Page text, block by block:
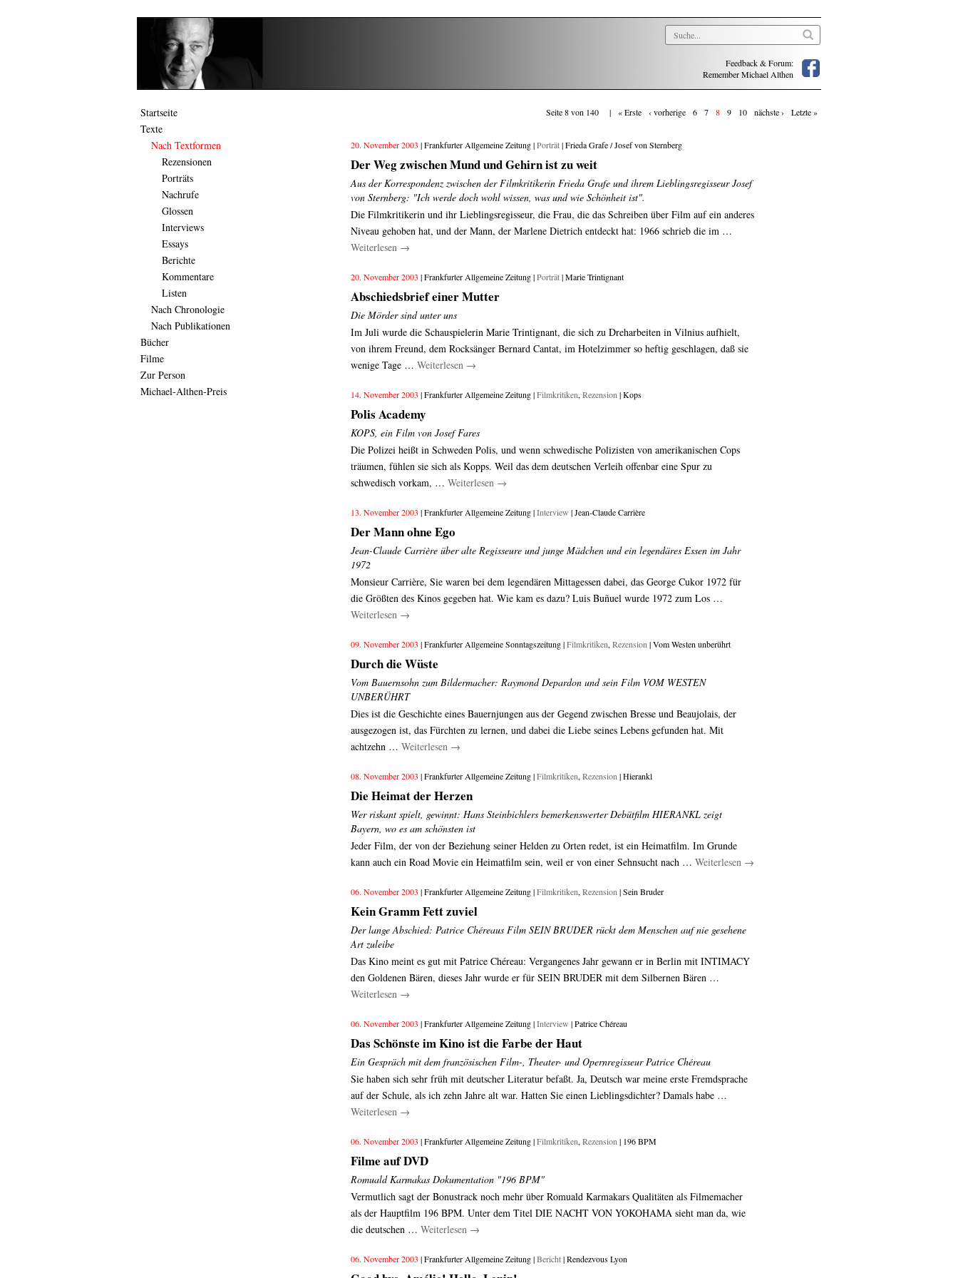
Feedback & Forum:
Remember Michael Althen
Startseite
Texte
Nach Textformen
Rezensionen
Porträts
Nachrufe
Glossen
Interviews
Essays
Berichte
Kommentare
Listen
Nach Chronologie
Nach Publikationen
Bücher
Filme
Zur Person
Michael-Althen-Preis
Seite 8 von 140 | « Erste ‹ vorherige 6 7 8 9 10 nächste › Letzte »
20. November 2003 | Frankfurter Allgemeine Zeitung |Porträt| Frieda Grafe / Josef von Sternberg
Der Weg zwischen Mund und Gehirn ist zu weit
Aus der Korrespondenz zwischen der Filmkritikerin Frieda Grafe und ihrem Lieblingsregisseur Josef
von Sternberg: "Ich werde doch wohl wissen, was und wie Schönheit ist".
Die Filmkritikerin und ihr Lieblingsregisseur, die Frau, die das Schreiben über Film auf ein anderes
Niveau gehoben hat, und der Mann, der Marlene Dietrich entdeckt hat: 1966 schrieb die im …
Weiterlesen →
20. November 2003 | Frankfurter Allgemeine Zeitung |Porträt| Marie Trintignant
Abschiedsbrief einer Mutter
Die Mörder sind unter uns
Im Juli wurde die Schauspielerin Marie Trintignant, die sich zu Dreharbeiten in Vilnius aufhielt,
von ihrem Freund, dem Rocksänger Bernard Cantat, im Hotelzimmer so heftig geschlagen, daß sie
wenige Tage … Weiterlesen →
14. November 2003 | Frankfurter Allgemeine Zeitung |Filmkritiken, Rezension | Kops
Polis Academy
KOPS, ein Film von Josef Fares
Die Polizei heißt in Schweden Polis, und wenn schwedische Polizisten von amerikanischen Cops
träumen, fühlen sie sich als Kopps. Weil das dem deutschen Verleih offenbar eine Spur zu
schwedisch vorkam, … Weiterlesen →
13. November 2003 | Frankfurter Allgemeine Zeitung |Interview | Jean-Claude Carrière
Der Mann ohne Ego
Jean-Claude Carrière über alte Regisseure und junge Mädchen und ein legendäres Essen im Jahr
1972
Monsieur Carrière, Sie waren bei dem legendären Mittagessen dabei, das George Cukor 1972 für
die Größten des Kinos gegeben hat. Wie kam es dazu? Luis Buñuel wurde 1972 zum Los …
Weiterlesen →
09. November 2003 | Frankfurter Allgemeine Sonntagszeitung |Filmkritiken, Rezension | Vom Westen unberührt
Durch die Wüste
Vom Bauernsohn zum Bildermacher: Raymond Depardon und sein Film VOM WESTEN
UNBERÜHRT
Dies ist die Geschichte eines Bauernjungen aus der Gegend zwischen Bresse und Beaujolais, der
ausgezogen ist, das Fürchten zu lernen, und dabei die Liebe seines Lebens gefunden hat. Mit
achtzehn … Weiterlesen →
08. November 2003 | Frankfurter Allgemeine Zeitung |Filmkritiken, Rezension | Hierankl
Die Heimat der Herzen
Wer riskant spielt, gewinnt: Hans Steinbichlers bemerkenswerter Debütfilm HIERANKL zeigt
Bayern, wo es am schönsten ist
Jeder Film, der von der Beziehung seiner Helden zu Orten redet, ist ein Heimatfilm. Im Grunde
kann auch ein Road Movie ein Heimatfilm sein, weil er von einer Sehnsucht nach … Weiterlesen →
06. November 2003 | Frankfurter Allgemeine Zeitung |Filmkritiken, Rezension | Sein Bruder
Kein Gramm Fett zuviel
Der lange Abschied: Patrice Chéreaus Film SEIN BRUDER rückt dem Menschen auf nie gesehene
Art zuleibe
Das Kino meint es gut mit Patrice Chéreau: Vergangenes Jahr gewann er in Berlin mit INTIMACY
den Goldenen Bären, dieses Jahr wurde er für SEIN BRUDER mit dem Silbernen Bären …
Weiterlesen →
06. November 2003 | Frankfurter Allgemeine Zeitung |Interview | Patrice Chéreau
Das Schönste im Kino ist die Farbe der Haut
Ein Gespräch mit dem französischen Film-, Theater- und Opernregisseur Patrice Chéreau
Sie haben sich sehr früh mit deutscher Literatur befaßt. Ja, Deutsch war meine erste Fremdsprache
auf der Schule, als ich zehn Jahre alt war. Hatten Sie einen Lieblingsdichter? Damals habe …
Weiterlesen →
06. November 2003 | Frankfurter Allgemeine Zeitung |Filmkritiken, Rezension | 196 BPM
Filme auf DVD
Romuald Karmakas Dokumentation "196 BPM"
Vermutlich sagt der Bonustrack noch mehr über Romuald Karmakars Qualitäten als Filmemacher
als der Hauptfilm 196 BPM. Unter dem Titel DIE NACHT VON YOKOHAMA sieht man da, wie
die deutschen … Weiterlesen →
06. November 2003 | Frankfurter Allgemeine Zeitung |Bericht| Rendezvous Lyon